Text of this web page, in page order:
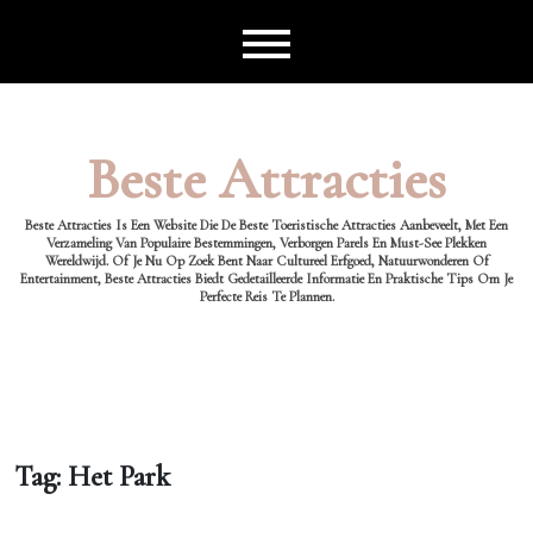
Beste Attracties
Beste Attracties Is Een Website Die De Beste Toeristische Attracties Aanbeveelt, Met Een
Verzameling Van Populaire Bestemmingen, Verborgen Parels En Must-See Plekken
Wereldwijd. Of Je Nu Op Zoek Bent Naar Cultureel Erfgoed, Natuurwonderen Of
Entertainment, Beste Attracties Biedt Gedetailleerde Informatie En Praktische Tips Om Je
Perfecte Reis Te Plannen.
Tag: Het Park